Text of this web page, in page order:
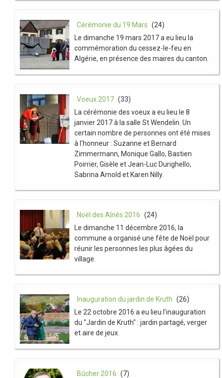
Cérémonie du 19 Mars (24)
Le dimanche 19 mars 2017 a eu lieu la
commémoration du cessez-le-feu en
Algérie, en présence des maires du canton.
Voeux 2017 (33)
La cérémonie des voeux a eu lieu le 8
janvier 2017 à la salle St Wendelin. Un
certain nombre de personnes ont été mises
à l'honneur : Suzanne et Bernard
Zimmermann, Monique Gallo, Bastien
Poirrier, Gisèle et Jean-Luc Durighello,
Sabrina Arnold et Karen Nilly.
Noël des Aînés 2016 (24)
Le dimanche 11 décembre 2016, la
commune a organisé une fête de Noël pour
réunir les personnes les plus âgées du
village.
Inauguration du jardin de Kruth (26)
Le 22 octobre 2016 a eu lieu l'inauguration
du "Jardin de Kruth" : jardin partagé, verger
et aire de jeux.
Bûcher 2016 (7)